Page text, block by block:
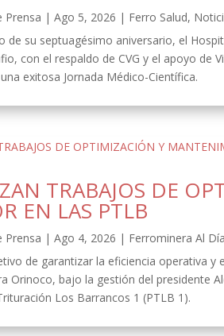
Prensa |Ago 5, 2026 | Ferro Salud,
de su septuagésimo aniversario, el
con el respaldo de CVG y el apoyo de
exitosa Jornada Médico-Científica.
TRABAJOS DE
EN LAS PTLB
Prensa |Ago 4, 2026 | Ferrominera Al Día
de garantizar la eficiencia operativa y
Orinoco, bajo la gestión del presidente
Los Barrancos 1 (PTLB 1).